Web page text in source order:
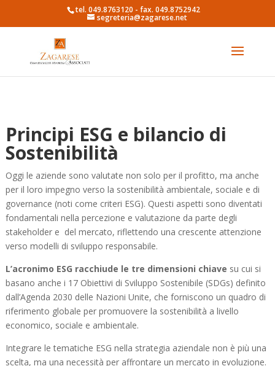
tel. 049.8763120 - fax. 049.8752942
segreteria@zagarese.net
Principi ESG e bilancio di
Sostenibilità
Oggi le aziende sono valutate non solo per il profitto, ma anche
per il loro impegno verso la sostenibilità ambientale, sociale e di
governance (noti come criteri ESG). Questi aspetti sono diventati
fondamentali nella percezione e valutazione da parte degli
stakeholder e del mercato, riflettendo una crescente attenzione
verso modelli di sviluppo responsabile.
L’acronimo ESG racchiude le tre dimensioni chiave su cui si
basano anche i 17 Obiettivi di Sviluppo Sostenibile (SDGs) definito
dall’Agenda 2030 delle Nazioni Unite, che forniscono un quadro di
riferimento globale per promuovere la sostenibilità a livello
economico, sociale e ambientale.
Integrare le tematiche ESG nella strategia aziendale non è più una
scelta, ma una necessità per affrontare un mercato in evoluzione.